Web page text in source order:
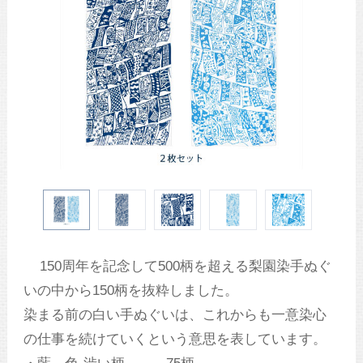
150周年を記念して500柄を超える梨園染手ぬぐ
いの中から150柄を抜粋しました。
染まる前の白い手ぬぐいは、これからも一意染心
の仕事を続けていくという意思を表しています。